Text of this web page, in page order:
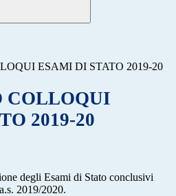
ESAMI DI STATO 2019-20
COLLOQUI
2019-20
degli Esami di Stato conclusivi
2019/2020.